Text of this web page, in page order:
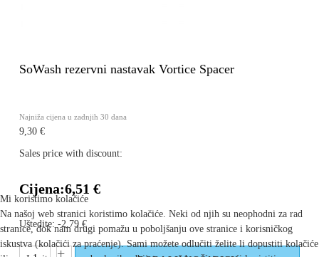
SoWash rezervni nastavak Vortice Spacer
Najniža cijena u zadnjih 30 dana
9,30 €
Sales price with discount:
Cijena:6,51 €
Uštedite: -2,79 €
Mi koristimo kolačiće
Na našoj web stranici koristimo kolačiće. Neki od njih su neophodni za rad
stranice, dok nam drugi pomažu u poboljšanju ove stranice i korisničkog
iskustva (kolačići za praćenje). Sami možete odlučiti želite li dopustiti kolačiće